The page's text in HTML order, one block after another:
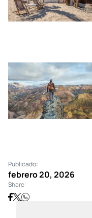
Publicado:
febrero 20, 2026
Share: